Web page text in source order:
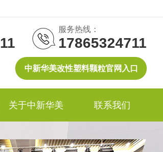
中新华美改性塑料颗粒官网入口
服务热线：
17865324711
关于中新华美 联系我们